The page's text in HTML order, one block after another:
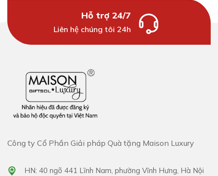
Hỗ trợ 24/7
Liên hệ chúng tôi 24h
Công ty Cổ Phần Giải pháp Quà tặng Maison Luxury
HN: 40 ngõ 441 Lĩnh Nam, phường Vĩnh Hưng, Hà Nội